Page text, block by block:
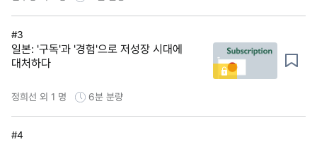
#3
일본: '구독'과 '경험'으로 저성장 시대에
대처하다
정희선 외 1 명 6분 분량
#4